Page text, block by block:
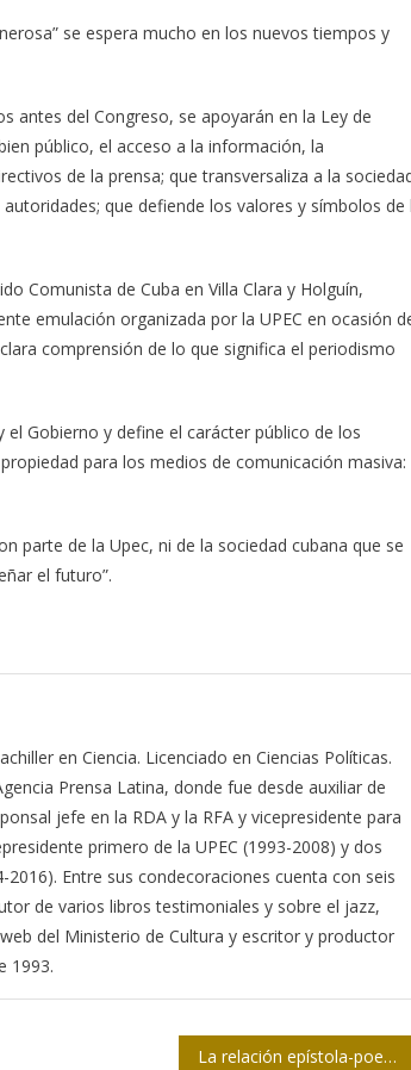
se espera mucho en los nuevos tiempos y
antes del Congreso, se apoyarán en la Ley de
público, el acceso a la información, la
de la prensa; que transversaliza a la
que defiende los valores y símbolos de
Comunista de Cuba en Villa Clara y Holguín,
emulación organizada por la UPEC en ocasión
comprensión de lo que significa el periodismo
Gobierno y define el carácter público de los
para los medios de comunicación masiva:
parte de la Upec, ni de la sociedad cubana que se
el futuro”.
en Ciencia. Licenciado en Ciencias Políticas.
Prensa Latina, donde fue desde auxiliar de
jefe en la RDA y la RFA y vicepresidente para
primero de la UPEC (1993-2008) y dos
Entre sus condecoraciones cuenta con seis
de varios libros testimoniales y sobre el jazz,
del Ministerio de Cultura y escritor y productor
1993.
La relación epístola-poesía en Heredia (I)